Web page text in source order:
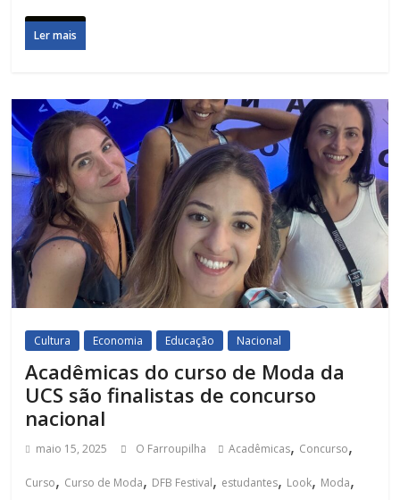
Ler mais
Cultura Economia Educação Nacional
Acadêmicas do curso de Moda da
UCS são finalistas de concurso
nacional
maio 15, 2025 O Farroupilha Acadêmicas, Concurso,
Curso, Curso de Moda, DFB Festival, estudantes, Look, Moda,